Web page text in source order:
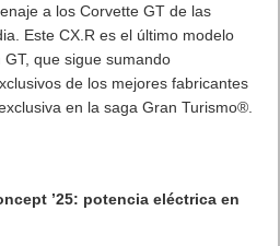
a los Corvette GT de las
Este CX.R es el último modelo
que sigue sumando
de los mejores fabricantes
en la saga Gran Turismo®.
’25: potencia eléctrica en